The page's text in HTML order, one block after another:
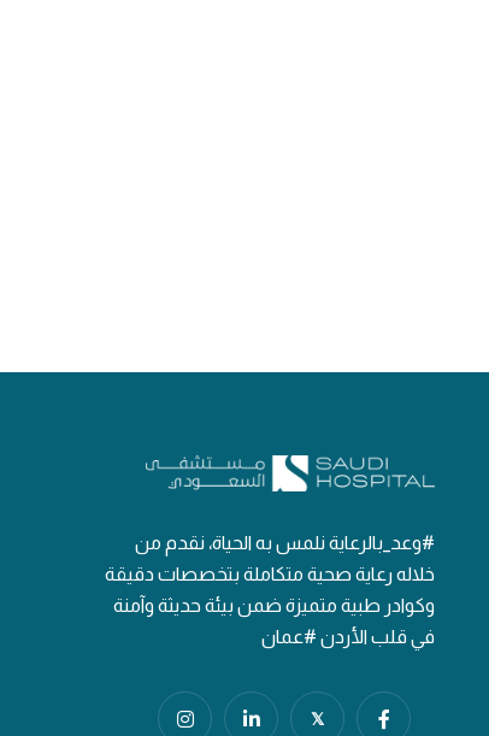
#وعد_بالرعاية نلمس به الحياة، نقدم من
خلاله رعاية صحية متكاملة بتخصصات دقيقة
وكوادر طبية متميزة ضمن بيئة حديثة وآمنة
في قلب الأردن #عمان
𝕏